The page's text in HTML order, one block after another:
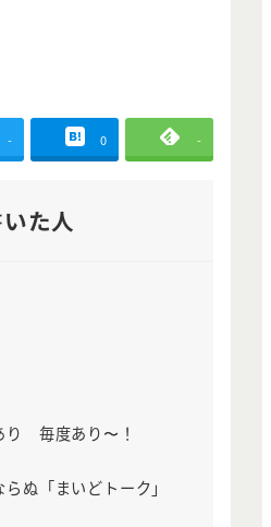
- 0 -
た人
毎度あり〜！
ぬ「まいどトーク」